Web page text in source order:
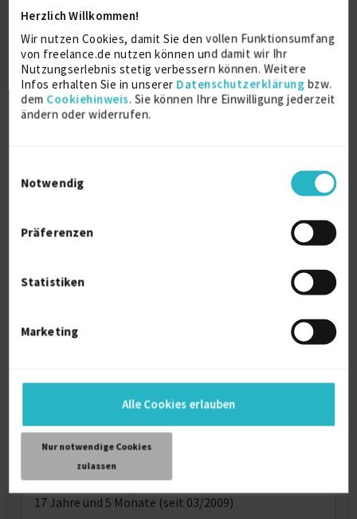
Herzlich Willkommen!
Wir nutzen Cookies, damit Sie den vollen Funktionsumfang
von freelance.de nutzen können und damit wir Ihr
Nutzungserlebnis stetig verbessern können. Weitere
Infos erhalten Sie in unserer Datenschutzerklärung bzw.
dem Cookiehinweis. Sie können Ihre Einwilligung jederzeit
ändern oder widerrufen.
Notwendig
Präferenzen
Statistiken
Marketing
Alle Cookies erlauben
Nur notwendige Cookies
zulassen
mit MS Teams
- 1nd, 2nd, 3nd Level Support / Betreuung und die
Aufrechterhaltung des laufenden Betriebes und die
stetige Weiterentwicklung der IT-Infrastruktur
- Fehleranalyse und Erarbeitung von Strategien zur
Service-Verbesserung
- Überwachung von M365 Diensten und
Veränderungen
Deutsch (Muttersprache)
Alter
17 Jahre und 5 Monate (seit 03/2009)